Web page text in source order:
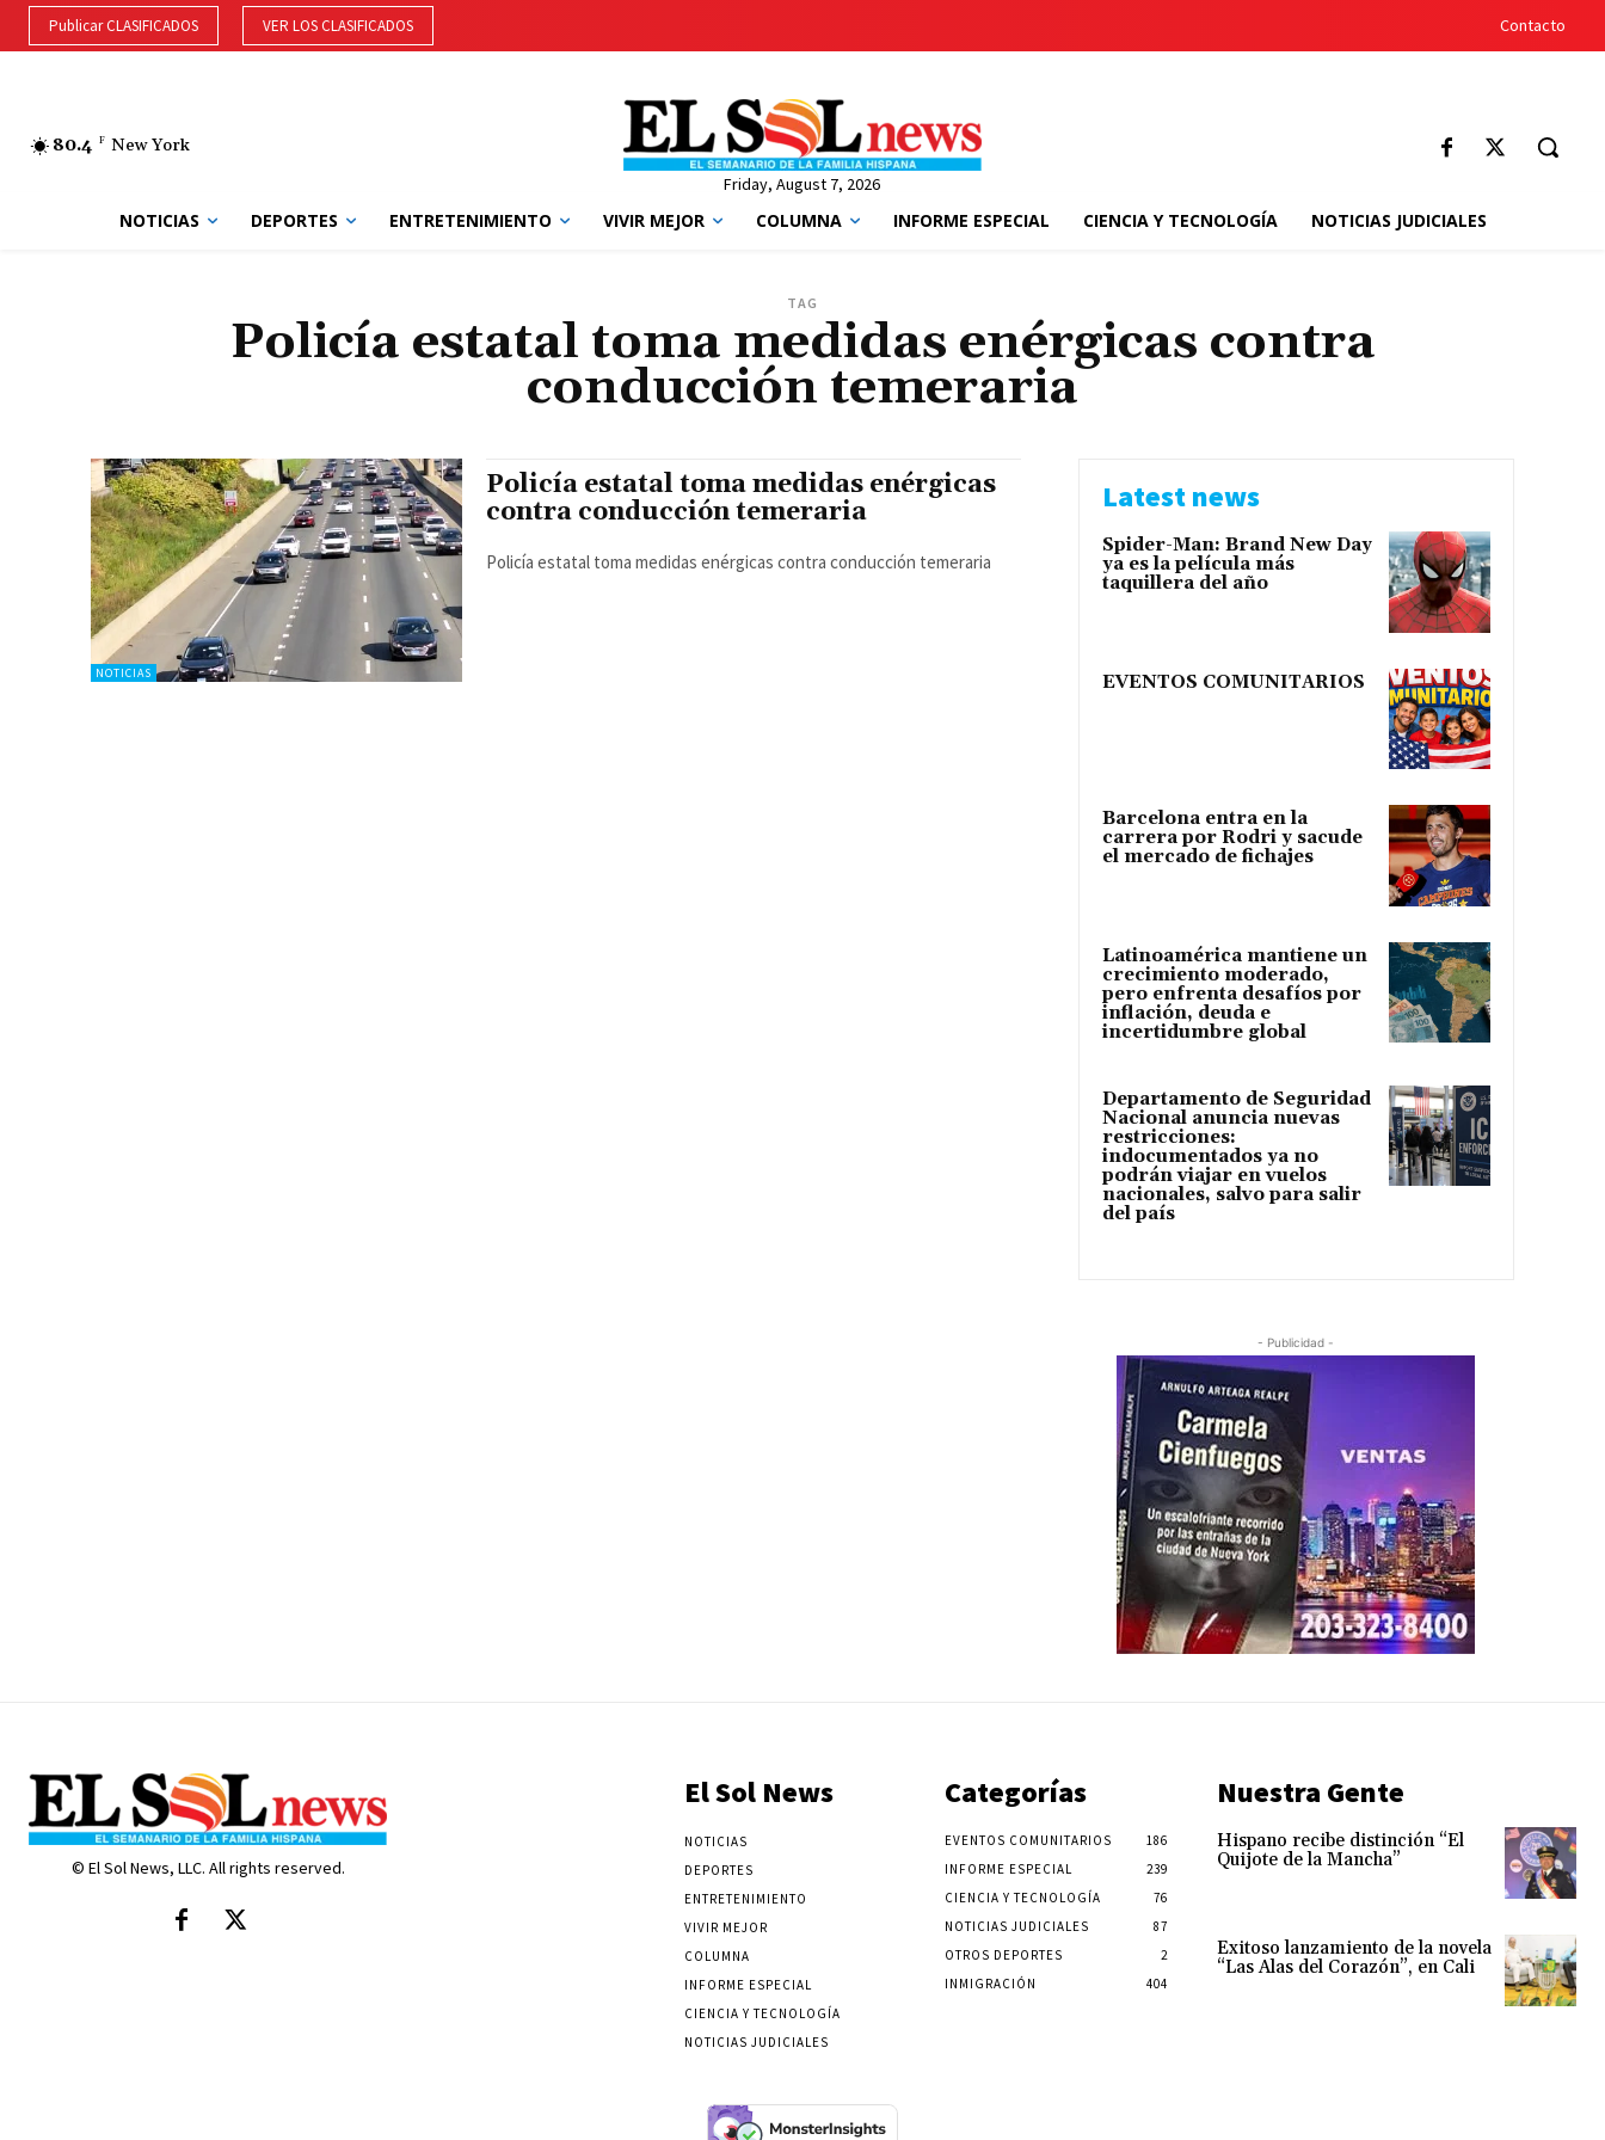
Publicar CLASIFICADOS VER LOS CLASIFICADOS Contacto
80.4 F New York
Friday, August 7, 2026
NOTICIAS DEPORTES ENTRETENIMIENTO VIVIR MEJOR COLUMNA INFORME ESPECIAL CIENCIA Y TECNOLOGÍA NOTICIAS JUDICIALES
TAG
Policía estatal toma medidas enérgicas contra
conducción temeraria
NOTICIAS
Policía estatal toma medidas enérgicas
contra conducción temeraria
Policía estatal toma medidas enérgicas contra conducción temeraria
Latest news
Spider-Man: Brand New Day
ya es la película más
taquillera del año
EVENTOS COMUNITARIOS
Barcelona entra en la
carrera por Rodri y sacude
el mercado de fichajes
Latinoamérica mantiene un
crecimiento moderado,
pero enfrenta desafíos por
inflación, deuda e
incertidumbre global
Departamento de Seguridad
Nacional anuncia nuevas
restricciones:
indocumentados ya no
podrán viajar en vuelos
nacionales, salvo para salir
del país
- Publicidad -
© El Sol News, LLC. All rights reserved.
El Sol News
NOTICIAS
DEPORTES
ENTRETENIMIENTO
VIVIR MEJOR
COLUMNA
INFORME ESPECIAL
CIENCIA Y TECNOLOGÍA
NOTICIAS JUDICIALES
Categorías
EVENTOS COMUNITARIOS
186
INFORME ESPECIAL
239
CIENCIA Y TECNOLOGÍA
76
NOTICIAS JUDICIALES
87
OTROS DEPORTES
2
INMIGRACIÓN
404
Nuestra Gente
Hispano recibe distinción “El
Quijote de la Mancha”
Exitoso lanzamiento de la novela
“Las Alas del Corazón”, en Cali